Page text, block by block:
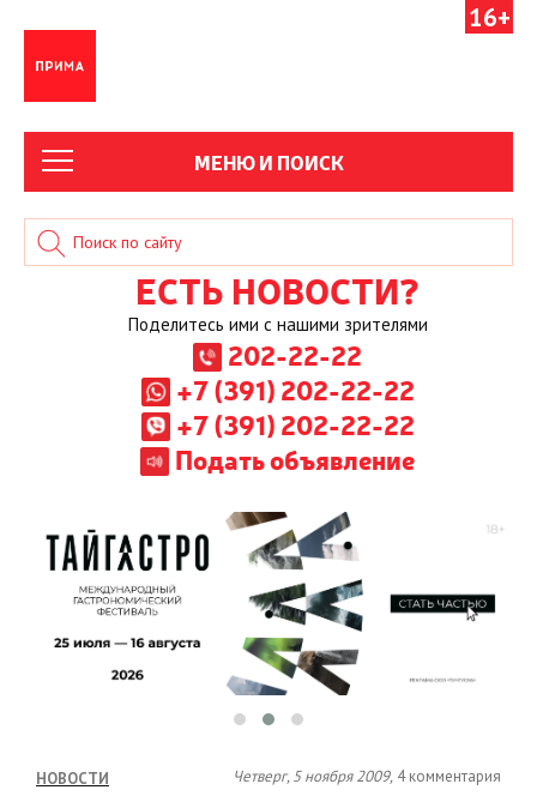
16+
МЕНЮ И ПОИСК
ЕСТЬ НОВОСТИ?
Поделитесь ими с нашими зрителями
202-22-22
+7 (391) 202-22-22
+7 (391) 202-22-22
Подать объявление
НОВОСТИ Четверг, 5 ноября 2009, 4 комментария